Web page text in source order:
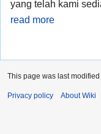
yang telah kami
read more
This page was last
Privacy policy About Wiki